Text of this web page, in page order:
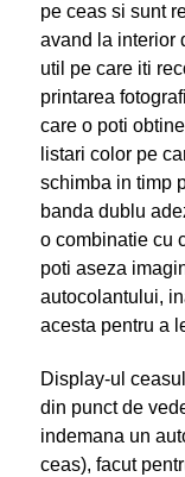
pe ceas si sunt
avand la interior
util pe care iti
printarea
care o poti
listari color pe
schimba in timp
banda dublu
o combinatie cu
poti aseza
autocolantului,
acesta pentru a
Display-ul
din punct de
indemana un
ceas), facut